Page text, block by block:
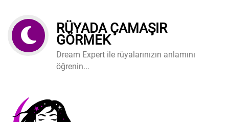
RÜYADA ÇAMAŞIR
GÖRMEK
Dream Expert ile rüyalarınızın anlamını
öğrenin...